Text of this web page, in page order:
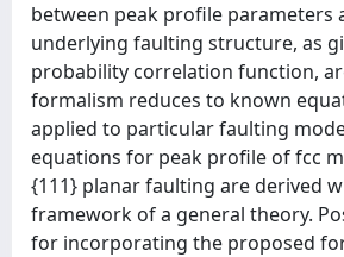
between peak profile parameters
underlying faulting structure, as
probability correlation function,
formalism reduces to known
applied to particular faulting
equations for peak profile of fcc
{111} planar faulting are derived
framework of a general theory.
for incorporating the proposed